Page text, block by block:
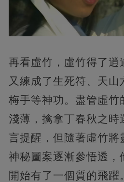
再看虛竹，虛竹得了逍
又練成了生死符、天山
梅手等神功。盡管虛竹
淺薄，擒拿丁春秋之時
言提醒，但隨著虛竹將
神秘圖案逐漸參悟透，
開始有了一個質的飛躍